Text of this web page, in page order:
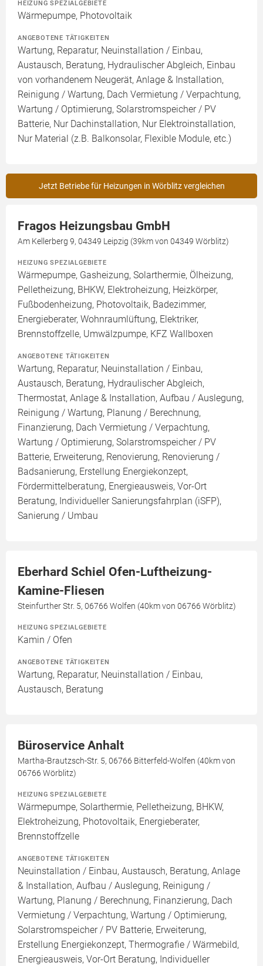
HEIZUNG SPEZIALGEBIETE
Wärmepumpe, Photovoltaik
ANGEBOTENE TÄTIGKEITEN
Wartung, Reparatur, Neuinstallation / Einbau,
Austausch, Beratung, Hydraulischer Abgleich, Einbau
von vorhandenem Neugerät, Anlage & Installation,
Reinigung / Wartung, Dach Vermietung / Verpachtung,
Wartung / Optimierung, Solarstromspeicher / PV
Batterie, Nur Dachinstallation, Nur Elektroinstallation,
Nur Material (z.B. Balkonsolar, Flexible Module, etc.)
Jetzt Betriebe für Heizungen in Wörblitz vergleichen
Fragos Heizungsbau GmbH
Am Kellerberg 9, 04349 Leipzig (39km von 04349 Wörblitz)
HEIZUNG SPEZIALGEBIETE
Wärmepumpe, Gasheizung, Solarthermie, Ölheizung,
Pelletheizung, BHKW, Elektroheizung, Heizkörper,
Fußbodenheizung, Photovoltaik, Badezimmer,
Energieberater, Wohnraumlüftung, Elektriker,
Brennstoffzelle, Umwälzpumpe, KFZ Wallboxen
ANGEBOTENE TÄTIGKEITEN
Wartung, Reparatur, Neuinstallation / Einbau,
Austausch, Beratung, Hydraulischer Abgleich,
Thermostat, Anlage & Installation, Aufbau / Auslegung,
Reinigung / Wartung, Planung / Berechnung,
Finanzierung, Dach Vermietung / Verpachtung,
Wartung / Optimierung, Solarstromspeicher / PV
Batterie, Erweiterung, Renovierung, Renovierung /
Badsanierung, Erstellung Energiekonzept,
Fördermittelberatung, Energieausweis, Vor-Ort
Beratung, Individueller Sanierungsfahrplan (iSFP),
Sanierung / Umbau
Eberhard Schiel Ofen-Luftheizung-
Kamine-Fliesen
Steinfurther Str. 5, 06766 Wolfen (40km von 06766 Wörblitz)
HEIZUNG SPEZIALGEBIETE
Kamin / Ofen
ANGEBOTENE TÄTIGKEITEN
Wartung, Reparatur, Neuinstallation / Einbau,
Austausch, Beratung
Büroservice Anhalt
Martha-Brautzsch-Str. 5, 06766 Bitterfeld-Wolfen (40km von
06766 Wörblitz)
HEIZUNG SPEZIALGEBIETE
Wärmepumpe, Solarthermie, Pelletheizung, BHKW,
Elektroheizung, Photovoltaik, Energieberater,
Brennstoffzelle
ANGEBOTENE TÄTIGKEITEN
Neuinstallation / Einbau, Austausch, Beratung, Anlage
& Installation, Aufbau / Auslegung, Reinigung /
Wartung, Planung / Berechnung, Finanzierung, Dach
Vermietung / Verpachtung, Wartung / Optimierung,
Solarstromspeicher / PV Batterie, Erweiterung,
Erstellung Energiekonzept, Thermografie / Wärmebild,
Energieausweis, Vor-Ort Beratung, Individueller